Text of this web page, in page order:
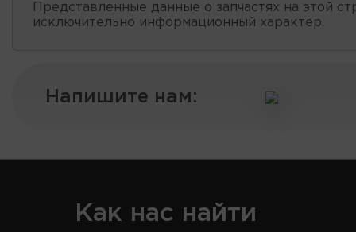
Представленные данные о запчастях на этой
исключительно информационный характер.
Напишите нам:
Как нас найти